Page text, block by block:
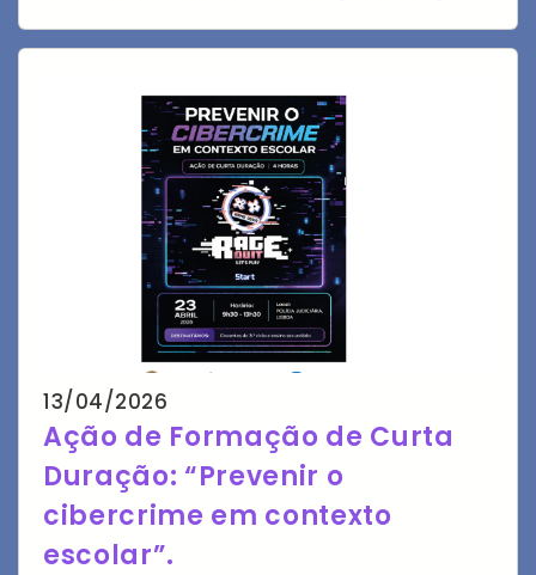
13/04/2026
Ação de Formação de Curta
Duração: “Prevenir o
cibercrime em contexto
escolar”.